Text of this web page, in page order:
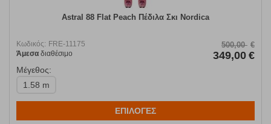
Astral 88 Flat Peach Πέδιλα Σκι Nordica
Κωδικός: FRE-11175
Άμεσα διαθέσιμο
500,00 €
349,00 €
Μέγεθος:
1.58 m
ΕΠΙΛΟΓΕΣ